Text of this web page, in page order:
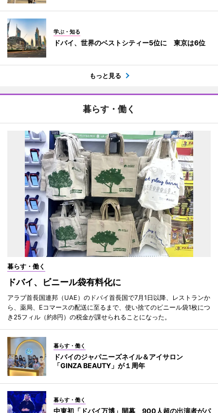
学ぶ・知る
ドバイ、世界のベストシティー5位に 東京は6位
もっと見る
暮らす・働く
暮らす・働く
ドバイ、ビニール袋有料化に
アラブ首長国連邦（UAE）のドバイ首長国で7月1日以降、レストランか
ら、薬局、Eコマースの配送に至るまで、使い捨てのビニール袋1枚につ
き25フィル（約8円）の税金が課せられることになった。
暮らす・働く
ドバイのジャパニーズネイル＆アイサロン
「GINZA BEAUTY」が１周年
暮らす・働く
中東初「ドバイ万博」開幕 900人超の出演者がパ